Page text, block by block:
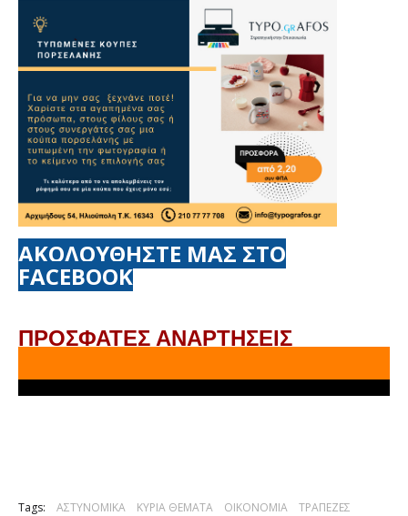
ΑΚΟΛΟΥΘΗΣΤΕ ΜΑΣ ΣΤΟ
FACEBOOK
ΠΡΟΣΦΑΤΕΣ ΑΝΑΡΤΗΣΕΙΣ
Tags: ΑΣΤΥΝΟΜΙΚΑ ΚΥΡΙΑ ΘΕΜΑΤΑ ΟΙΚΟΝΟΜΙΑ ΤΡΑΠΕΖΕΣ